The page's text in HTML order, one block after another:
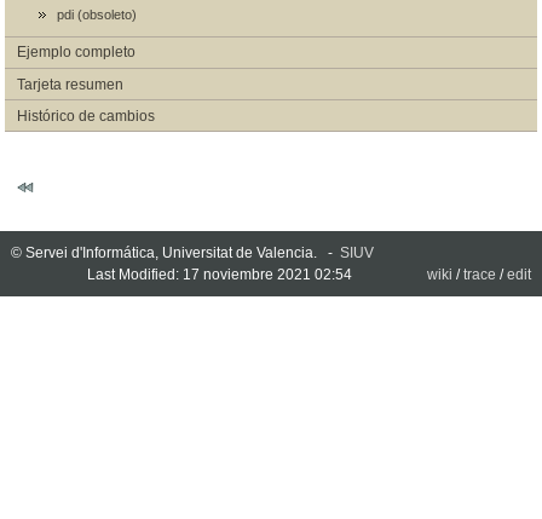
pdi (obsoleto)
Ejemplo completo
Tarjeta resumen
Histórico de cambios
© Servei d'Informática, Universitat de Valencia. - SIUV
Last Modified: 17 noviembre 2021 02:54
wiki /trace /edit